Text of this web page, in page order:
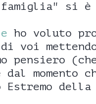
si è
ho voluto
di voi
pensiero
dal momento
Estremo